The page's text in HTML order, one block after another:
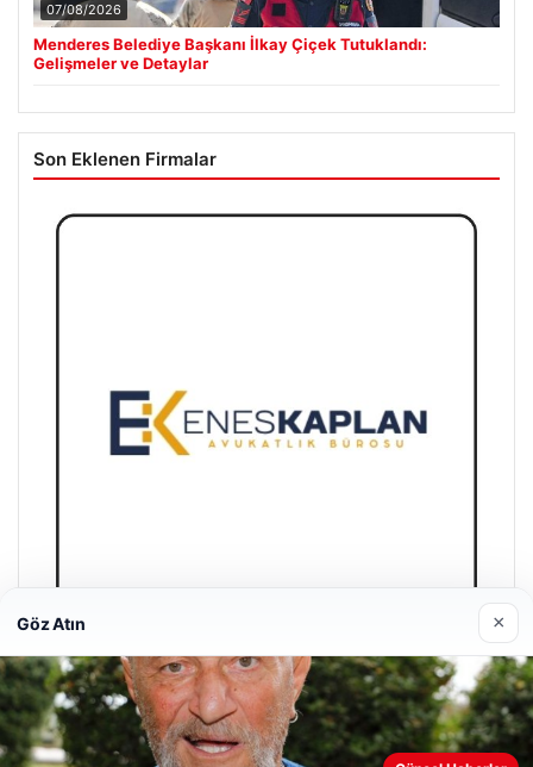
07/08/2026
Menderes Belediye Başkanı İlkay Çiçek Tutuklandı:
Gelişmeler ve Detaylar
Son Eklenen Firmalar
Enes Kaplan Avukatlık Bürosu
28/04/2026
Göz Atın ×